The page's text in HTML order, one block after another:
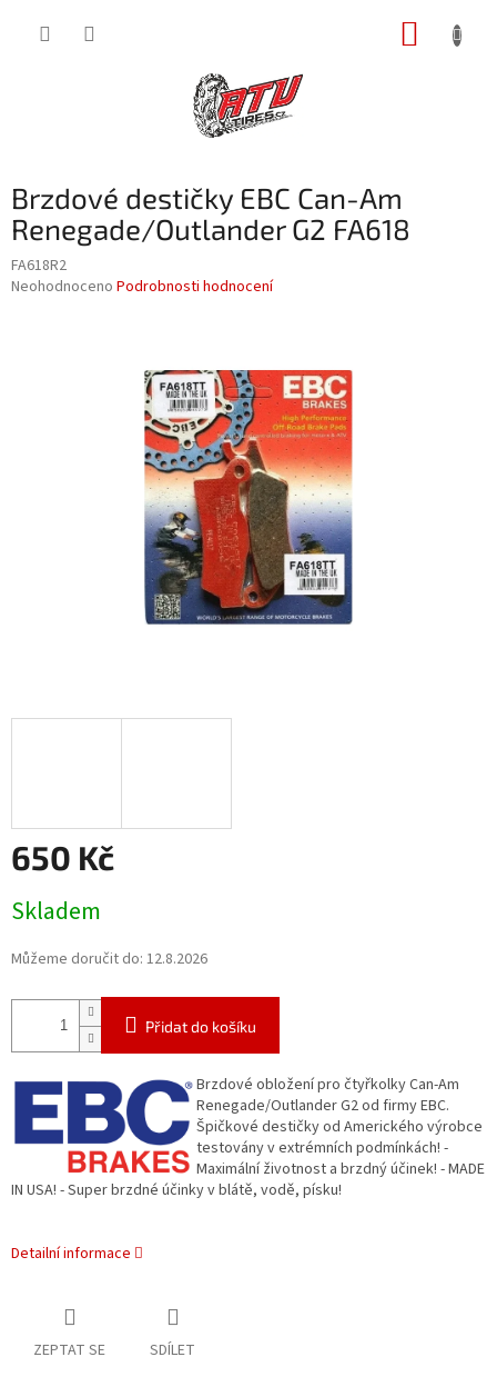
Brzdové destičky EBC Can-Am
Renegade/Outlander G2 FA618
FA618R2
Průměrné
Neohodnoceno Podrobnosti hodnocení
650 Kč
cena:
Skladem
Můžeme doručit do: 12.8.2026
Přidat do košíku
Brzdové obložení pro čtyřkolky Can-Am
Renegade/Outlander G2 od firmy EBC.
Špičkové destičky od Amerického výrobce
testovány v extrémních podmínkách! -
Maximální životnost a brzdný účinek! - MADE
IN USA! - Super brzdné účinky v blátě, vodě, písku!
Detailní informace
ZEPTAT SE SDÍLET